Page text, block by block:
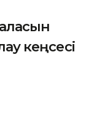
кеңсесі